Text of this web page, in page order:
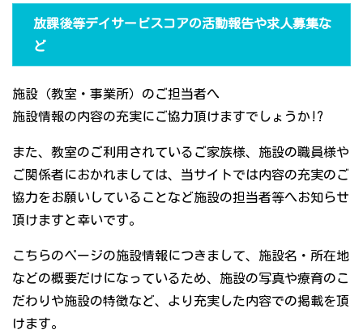
放課後等デイサービスコアの活動報告や求人募集な
ど
施設（教室・事業所）のご担当者へ
施設情報の内容の充実にご協力頂けますでしょうか!?
また、教室のご利用されているご家族様、施設の職員様や
ご関係者におかれましては、当サイトでは内容の充実のご
協力をお願いしていることなど施設の担当者等へお知らせ
頂けますと幸いです。
こちらのページの施設情報につきまして、施設名・所在地
などの概要だけになっているため、施設の写真や療育のこ
だわりや施設の特徴など、より充実した内容での掲載を頂
けます。